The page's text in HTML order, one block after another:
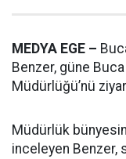
MEDYA EGE –
Benzer, güne
Müdürlüğü’nü
Müdürlük
inceleyen Benzer,